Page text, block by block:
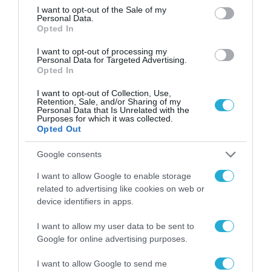
consent section.
I want to opt-out of the Sale of my
Personal Data.
Opted In
I want to opt-out of processing my
Personal Data for Targeted Advertising.
Opted In
I want to opt-out of Collection, Use,
Retention, Sale, and/or Sharing of my
Personal Data that Is Unrelated with the
Purposes for which it was collected.
Opted Out
Google consents
I want to allow Google to enable storage
related to advertising like cookies on web or
device identifiers in apps.
I want to allow my user data to be sent to
Google for online advertising purposes.
I want to allow Google to send me
ενισχύει την ασφάλεια
των παιδιών στο
διαδίκτυο
31.07.2026
ΑΑΔΕ: Διευκρινίσεις
για τα πρόστιμα σε
παραβάσεις που
αφορούν τους ΦΗΜ
Σ. Καλαφάτης: «Η
Τεχνητή Νοημοσύνη
δεν είναι απλώς μια
νέα τεχνολογία, είναι
μια νέα βιομηχανική
επανάσταση»
31.07.2026
Νέος οδηγός του ΕΚΤ
για τη χρηματοδότηση
των ελληνικών
χώρο της άμυνας
31.07.2026
βαλίτσα του φετινού